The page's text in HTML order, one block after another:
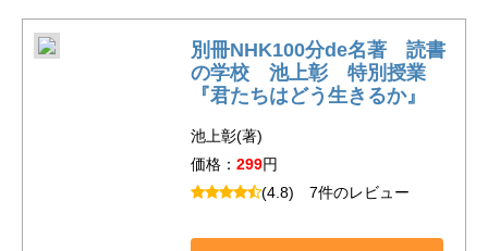
別冊NHK100分de名著 読書
の学校 池上彰 特別授業
『君たちはどう生きるか』
池上彰(著)
価格： 299円
(4.8) 7件のレビュー